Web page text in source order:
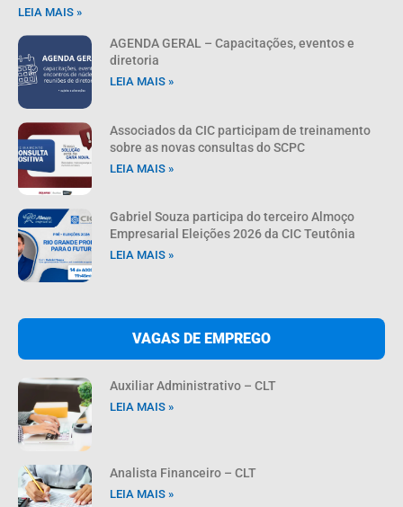
LEIA MAIS »
AGENDA GERAL – Capacitações, eventos e
diretoria
LEIA MAIS »
Associados da CIC participam de treinamento
sobre as novas consultas do SCPC
LEIA MAIS »
Gabriel Souza participa do terceiro Almoço
Empresarial Eleições 2026 da CIC Teutônia
LEIA MAIS »
VAGAS DE EMPREGO
Auxiliar Administrativo – CLT
LEIA MAIS »
Analista Financeiro – CLT
LEIA MAIS »